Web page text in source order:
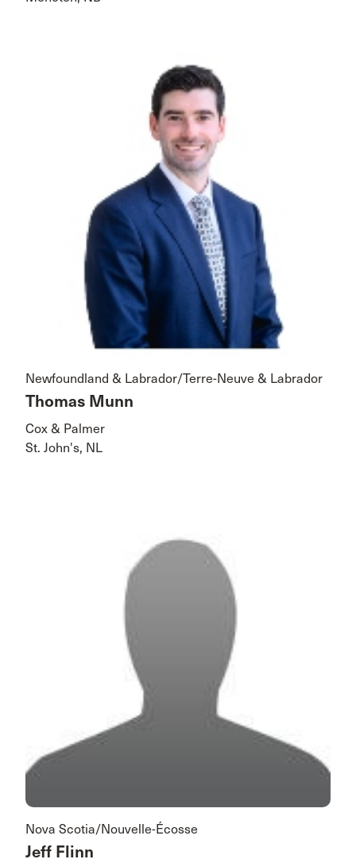
Newfoundland & Labrador/Terre-Neuve & Labrador
Thomas Munn
Cox & Palmer
St. John's, NL
Nova Scotia/Nouvelle-Écosse
Jeff Flinn